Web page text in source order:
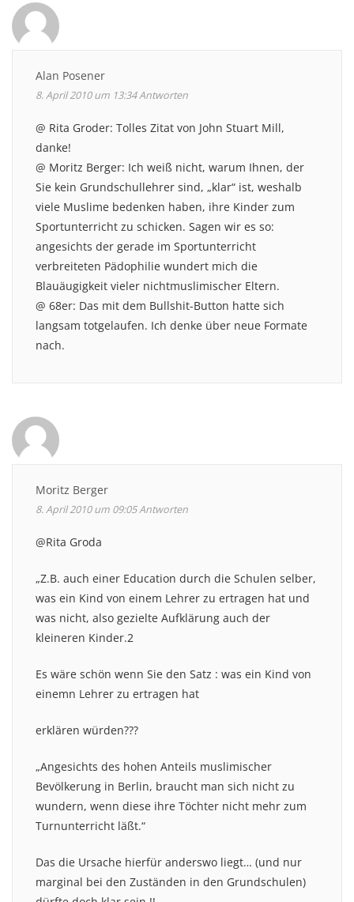
Alan Posener
8. April 2010 um 13:34Antworten
@ Rita Groder: Tolles Zitat von John Stuart Mill,
danke!
@ Moritz Berger: Ich weiß nicht, warum Ihnen, der
Sie kein Grundschullehrer sind, „klar“ ist, weshalb
viele Muslime bedenken haben, ihre Kinder zum
Sportunterricht zu schicken. Sagen wir es so:
angesichts der gerade im Sportunterricht
verbreiteten Pädophilie wundert mich die
Blauäugigkeit vieler nichtmuslimischer Eltern.
@ 68er: Das mit dem Bullshit-Button hatte sich
langsam totgelaufen. Ich denke über neue Formate
nach.
Moritz Berger
8. April 2010 um 09:05Antworten
@Rita Groda
„Z.B. auch einer Education durch die Schulen selber,
was ein Kind von einem Lehrer zu ertragen hat und
was nicht, also gezielte Aufklärung auch der
kleineren Kinder.2
Es wäre schön wenn Sie den Satz : was ein Kind von
einemn Lehrer zu ertragen hat
erklären würden???
„Angesichts des hohen Anteils muslimischer
Bevölkerung in Berlin, braucht man sich nicht zu
wundern, wenn diese ihre Töchter nicht mehr zum
Turnunterricht läßt.“
Das die Ursache hierfür anderswo liegt… (und nur
marginal bei den Zuständen in den Grundschulen)